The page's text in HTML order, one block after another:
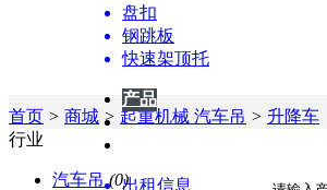
盘扣
钢跳板
快速架顶托
产品
产品
供应
出租信息
首页 > 商城 > 起重机械 汽车吊 > 升降车
行业
汽车吊 (0)